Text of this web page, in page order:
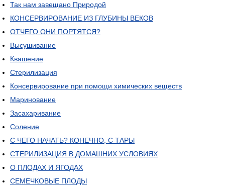
Так нам завещано Природой
КОНСЕРВИРОВАНИЕ ИЗ ГЛУБИНЫ ВЕКОВ
ОТЧЕГО ОНИ ПОРТЯТСЯ?
Высушивание
Квашение
Стерилизация
Консервирование при помощи химических веществ
Маринование
Засахаривание
Соление
С ЧЕГО НАЧАТЬ? КОНЕЧНО, С ТАРЫ
СТЕРИЛИЗАЦИЯ В ДОМАШНИХ УСЛОВИЯХ
О ПЛОДАХ И ЯГОДАХ
СЕМЕЧКОВЫЕ ПЛОДЫ